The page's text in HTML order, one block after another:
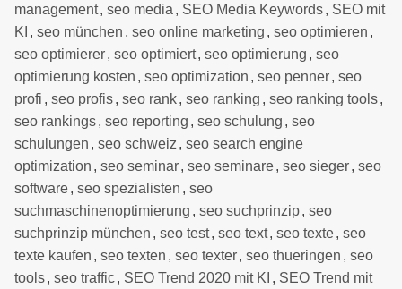
management, seo media , SEO Media Keywords, SEO mit
KI , seo münchen , seo online marketing , seo optimieren ,
seo optimierer, seo optimiert, seo optimierung , seo
optimierung kosten , seo optimization , seo penner, seo
profi , seo profis, seo rank, seo ranking , seo ranking tools,
seo rankings, seo reporting , seo schulung , seo
schulungen , seo schweiz , seo search engine
optimization , seo seminar, seo seminare, seo sieger, seo
software, seo spezialisten , seo
suchmaschinenoptimierung , seo suchprinzip, seo
suchprinzip münchen , seo test, seo text, seo texte, seo
texte kaufen , seo texten , seo texter, seo thueringen , seo
tools, seo traffic, SEO Trend 2020 mit KI , SEO Trend mit